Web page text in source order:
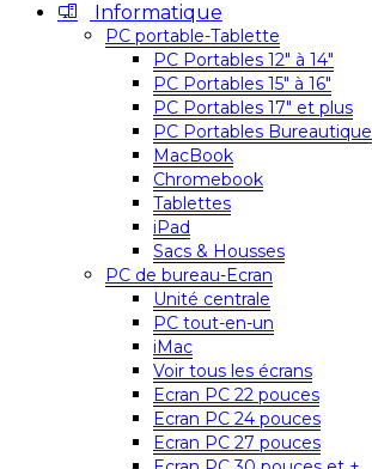
Informatique
PC portable-Tablette
PC Portables 12″ à 14″
PC Portables 15″ à 16″
PC Portables 17″ et plus
PC Portables Bureautique
MacBook
Chromebook
Tablettes
iPad
Sacs & Housses
PC de bureau-Ecran
Unité centrale
PC tout-en-un
iMac
Voir tous les écrans
Ecran PC 22 pouces
Ecran PC 24 pouces
Ecran PC 27 pouces